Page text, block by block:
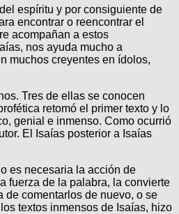
espíritu y por consiguiente de
encontrar o reencontrar el
acompañan a estos
nos ayuda mucho a
muchos creyentes en ídolos,
Tres de ellas se conocen
retomó el primer texto y lo
genial e inmenso. Como ocurrió
El Isaías posterior a Isaías
es necesaria la acción de
fuerza de la palabra, la convierte
comentarlos de nuevo, o se
textos inmensos de Isaías, hizo